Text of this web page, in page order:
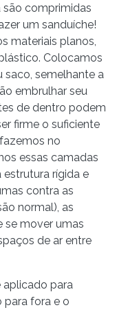
comprimidas
um sanduíche!
materiais planos,
Colocamos
saco, semelhante a
embrulhar seu
de dentro podem
firme o suficiente
no
essas camadas
estrutura rígida e
contra as
normal), as
se mover umas
de ar entre
para
para fora e o